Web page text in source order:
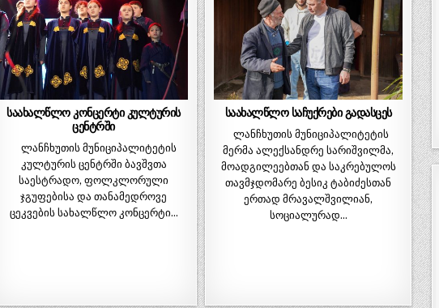
საახალწლო კონცერტი კულტურის
ცენტრში
ლანჩხუთის მუნიციპალიტეტის
კულტურის ცენტრში ბავშვთა
საესტრადო, ფოლკლორული
ჯგუფებისა და თანამედროვე
ცეკვების სახალწლო კონცერტი…
საახალწლო საჩუქრები გადასცეს
ლანჩხუთის მუნიციპალიტეტის
მერმა ალექსანდრე სარიშვილმა,
მოადგილეებთან და საკრებულოს
თავმჯდომარე ბესიკ ტაბიძესთან
ერთად მრავალშვილიან,
სოციალურად…